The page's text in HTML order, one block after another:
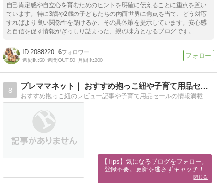
自己肯定感や自立心を育むためのヒントを明確に伝えることに重点を置い
ています。特に3歳や2歳の子どもたちの内面世界に焦点を当て、どう対応
すればより良い関係性を築けるか、その具体策を提示しています。安心感
と自信を促す情報がぎっしり詰まった、親の味方となるブログです。
2088220 6
週間IN:50 週間OUT:50 月間IN:200
8
プレママネット｜ おすすめ抱っこ紐や子育て用品セール情報
【Tips】気になるブログをフォロー。
登録不要。更新を逃さずキャッチ！
閉じる